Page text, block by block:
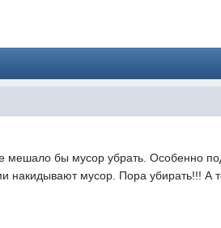
мешало бы мусор убрать. Особенно
накидывают мусор. Пора